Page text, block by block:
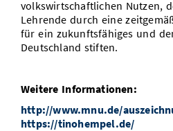
volkswirtschaftlichen Nutzen,
Lehrende durch eine
für ein zukunftsfähiges und
Deutschland stiften.
Weitere Informationen:
http://www.mnu.de/
https://tinohempel.de/